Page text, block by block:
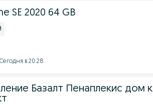
SE 2020 64 GB
в 20:28
Базалт Пенаплекис дом